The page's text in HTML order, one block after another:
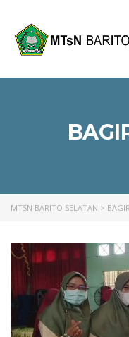
MTSN BARITO SELATAN >